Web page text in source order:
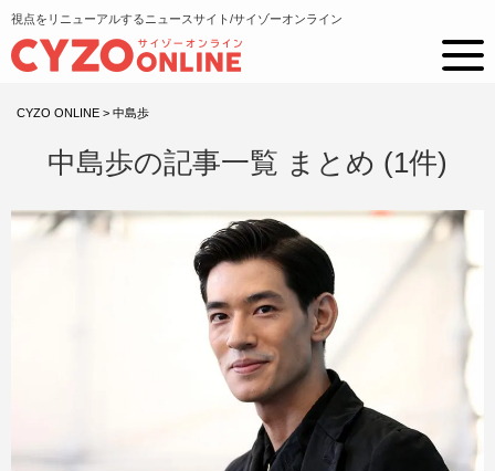
視点をリニューアルするニュースサイト/サイゾーオンライン
CYZO ONLINE > 中島歩
中島歩の記事一覧 まとめ (1件)